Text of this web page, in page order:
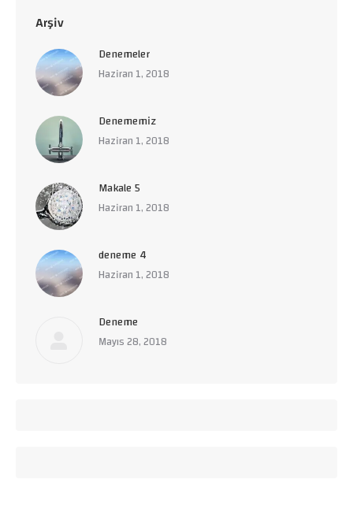
Arşiv
Denemeler
Haziran 1, 2018
Denememiz
Haziran 1, 2018
Makale 5
Haziran 1, 2018
deneme 4
Haziran 1, 2018
Deneme
Mayıs 28, 2018